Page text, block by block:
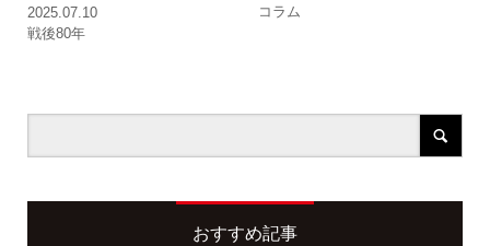
2025.07.10
戦後80年
コラム
おすすめ記事